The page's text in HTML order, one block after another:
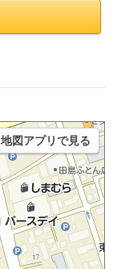
地図アプリで見る